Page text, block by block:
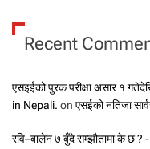
Recent
एसइईको पुरक परीक्षा असार १
in Nepali. on एसईको नतिजा
रवि–बालेन ७ बुँदे सम्झौतामा के